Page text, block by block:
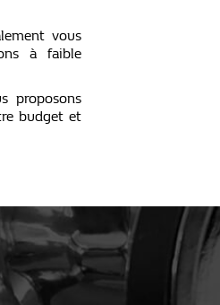
vous
à faible
proposons
budget et